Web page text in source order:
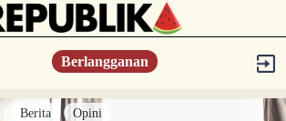
Berlangganan
Berita Opini